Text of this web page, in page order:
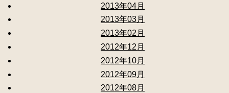
2013年04月
2013年03月
2013年02月
2012年12月
2012年10月
2012年09月
2012年08月